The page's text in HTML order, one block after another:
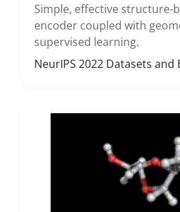
Simple, effective structure-
encoder coupled with
supervised learning.
NeurIPS 2022 Datasets